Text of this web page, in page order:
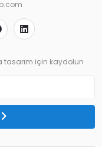
tasarım için kaydolun